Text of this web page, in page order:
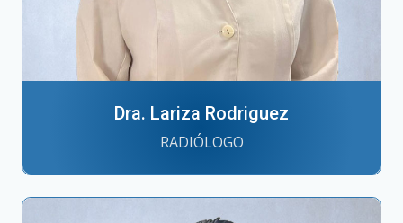
Dra. Lariza Rodriguez
RADIÓLOGO